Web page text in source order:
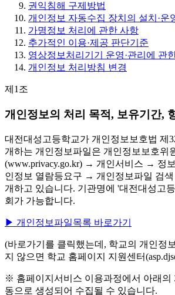
권익침해 구제방법
개인정보 자동수집 장치의 설치·운
가명정보 처리에 관한 사항
추가적인 이용·제공 판단기준
영상정보처리기기 운영·관리에 관
개인정보 처리방침 변경
제1조
개인정보의 처리 목적, 보유기간,
대전대성고등학교가 개인정보보호법 제
개하는 개인정보파일은 개인정보보호위
(www.privacy.go.kr) → 개인서비스 → 정
인정보 열람등요구 → 개인정보파일 검
개하고 있습니다. 기관명에 '대전대성고
회가 가능합니다.
▶ 개인정보파일목록 바로가기
(바로가기를 클릭했는데, 학교의 개인정
지 않으면 학교 홈페이지 지원센터
※ 홈페이지서비스 이용과정에서 아래의
동으로 생성되어 수집될 수 있습니다.